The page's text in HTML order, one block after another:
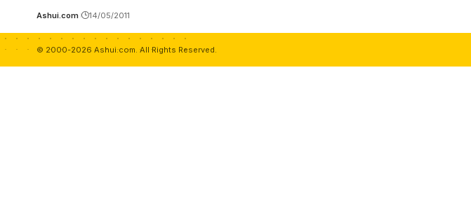
Ashui.com 14/05/2011
© 2000-2026 Ashui.com. All Rights Reserved.